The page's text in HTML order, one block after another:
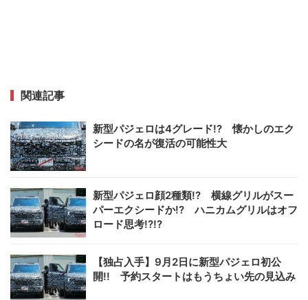
関連記事
新型パジェロは4グレード!? 懐かしのエク
シードの名が復活の可能性大
新型パジェロ顔2種類!? 横線グリルがスー
パーエクシードか!? ハニカムグリルはオフ
ロード思考!?!?
【独占入手】9月2日に新型パジェロ初公
開!! 予約スタートはもうちょい先の見込み